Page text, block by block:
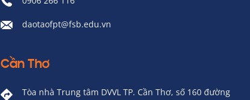
daotaofpt@fsb.edu.vn
Cần Thơ
Tòa nhà Trung tâm DVVL TP. Cần Thơ, số 160 đường